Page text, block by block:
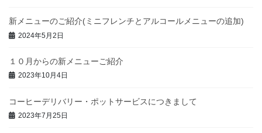
新メニューのご紹介(ミニフレンチとアルコールメニューの追加)
2024年5月2日
１０月からの新メニューご紹介
2023年10月4日
コーヒーデリバリー・ポットサービスにつきまして
2023年7月25日